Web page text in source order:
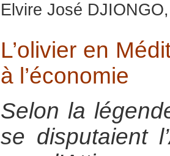
Elvire José
L’olivier en
à l’économie
Selon la
se disputaient